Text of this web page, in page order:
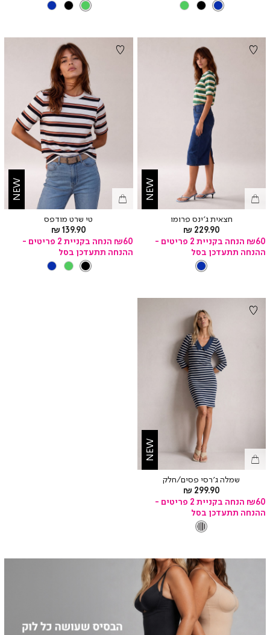
צבע
BLUE
BLUE
BLACK
GREEN
צבע
GREEN
GREEN
BLACK
BLUE
NEW
חצאית ג’ינס פרומו
מחיר
מוצר
229.90 ₪
₪60 הנחה בקניית 2 פריטים -
ההנחה תתעדכן בסל
צבע
BLUE
BLUE
NEW
טי שרט מודפס
מחיר
מוצר
139.90 ₪
₪60 הנחה בקניית 2 פריטים -
ההנחה תתעדכן בסל
צבע
BLACK
BLACK
GREEN
BLUE
NEW
שמלה ג’רסי פסים/חלק
מחיר
מוצר
299.90 ₪
₪60 הנחה בקניית 2 פריטים -
ההנחה תתעדכן בסל
צבע
STRIPE
STRIPE
מחטבים
(74)